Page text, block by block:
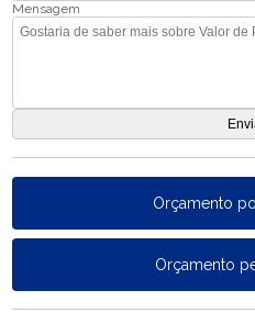
Mensagem
Orçamento
Orçamento